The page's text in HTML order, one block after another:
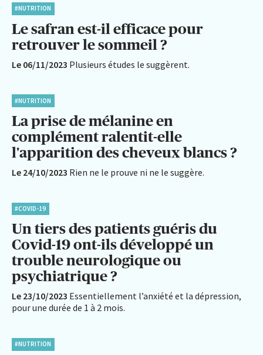
#NUTRITION
Le safran est-il efficace pour
retrouver le sommeil ?
Le 06/11/2023 Plusieurs études le suggèrent.
#NUTRITION
La prise de mélanine en
complément ralentit-elle
l'apparition des cheveux blancs ?
Le 24/10/2023 Rien ne le prouve ni ne le suggère.
#COVID-19
Un tiers des patients guéris du
Covid-19 ont-ils développé un
trouble neurologique ou
psychiatrique ?
Le 23/10/2023 Essentiellement l’anxiété et la dépression,
pour une durée de 1 à 2 mois.
#NUTRITION